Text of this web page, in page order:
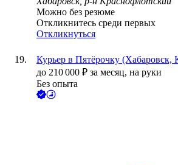
Можно без резюме
Откликнитесь среди первых
Откликнуться
Курьер в Пятёрочку (Хабаровск,
до 210 000 ₽ за месяц, на руки
Без опыта